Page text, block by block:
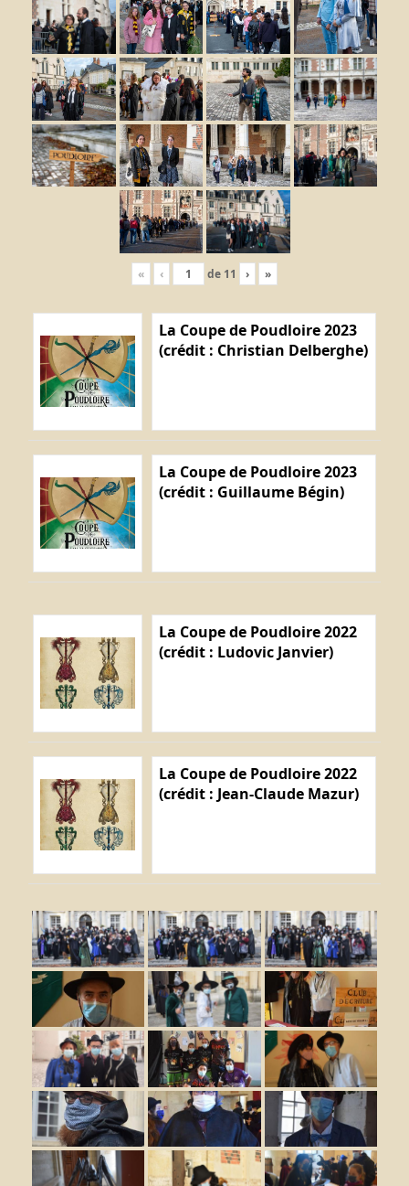
« ‹ de 11 › »
La Coupe de Poudloire 2023
(crédit : Christian Delberghe)
La Coupe de Poudloire 2023
(crédit : Guillaume Bégin)
La Coupe de Poudloire 2022
(crédit : Ludovic Janvier)
La Coupe de Poudloire 2022
(crédit : Jean-Claude Mazur)